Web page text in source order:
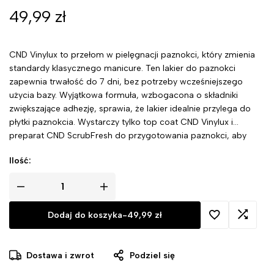
49,99 zł
CND Vinylux to przełom w pielęgnacji paznokci, który zmienia
standardy klasycznego manicure. Ten lakier do paznokci
zapewnia trwałość do 7 dni, bez potrzeby wcześniejszego
użycia bazy. Wyjątkowa formuła, wzbogacona o składniki
zwiększające adhezję, sprawia, że lakier idealnie przylega do
płytki paznokcia. Wystarczy tylko top coat CND Vinylux i
preparat CND ScrubFresh do przygotowania paznokci, aby
Ilość:
Dodaj do koszyka-49,99 zł
Dostawa i zwrot Podziel się